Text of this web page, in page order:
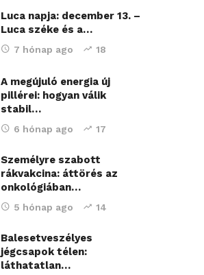
Luca napja: december 13. –
Luca széke és a…
7 hónap ago 18
A megújuló energia új
pillérei: hogyan válik
stabil…
6 hónap ago 17
Személyre szabott
rákvakcina: áttörés az
onkológiában…
5 hónap ago 14
Balesetveszélyes
jégcsapok télen:
láthatatlan…